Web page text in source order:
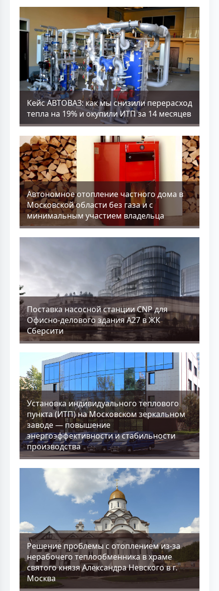
Кейс АВТОВАЗ: как мы снизили перерасход
тепла на 19% и окупили ИТП за 14 месяцев
Aвтономное отопление частного дома в
Московской области без газа и с
минимальным участием владельца
Поставка насосной станции CNP для
Офисно-делового здания А27 в ЖК
Сберсити
Установка индивидуального теплового
пункта (ИТП) на Московском зеркальном
заводе — повышение
энергоэффективности и стабильности
производства
Решение проблемы с отоплением из-за
нерабочего теплообменника в храме
святого князя Александра Невского в г.
Москва